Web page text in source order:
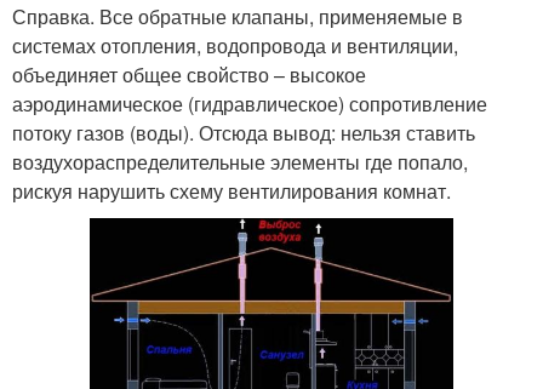
Справка. Все обратные клапаны, применяемые в
системах отопления, водопровода и вентиляции,
объединяет общее свойство – высокое
аэродинамическое (гидравлическое) сопротивление
потоку газов (воды). Отсюда вывод: нельзя ставить
воздухораспределительные элементы где попало,
рискуя нарушить схему вентилирования комнат.